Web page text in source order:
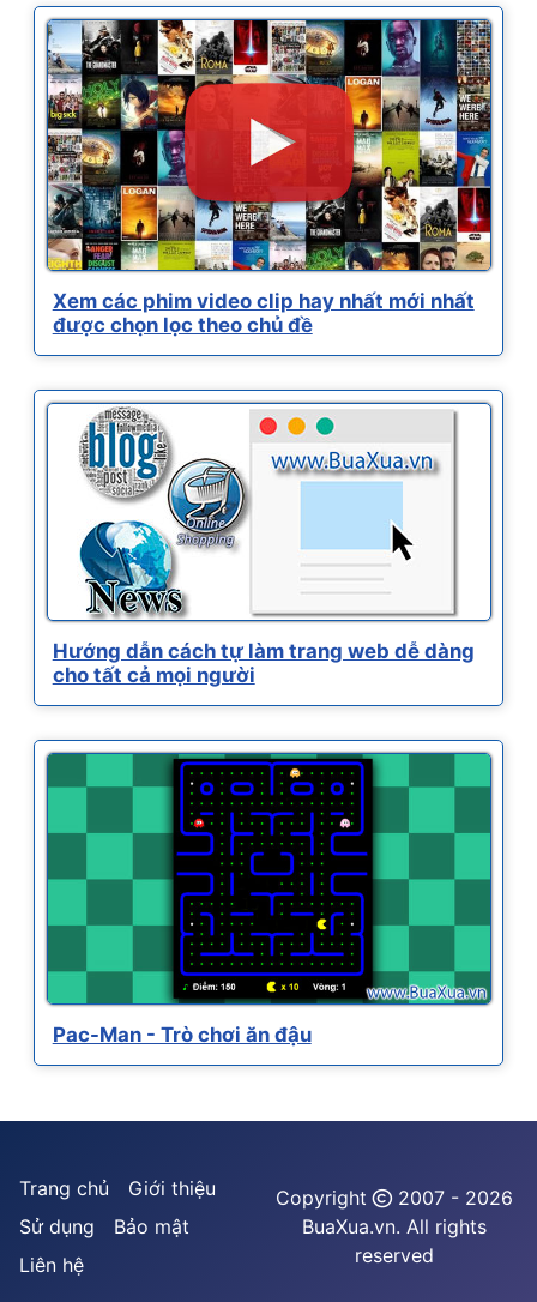
Xem các phim video clip hay nhất mới nhất
được chọn lọc theo chủ đề
Hướng dẫn cách tự làm trang web dễ dàng
cho tất cả mọi người
Pac-Man - Trò chơi ăn đậu
Trang chủ
Giới thiệu
Sử dụng
Bảo mật
Liên hệ
Copyright
2007 - 2026
BuaXua.vn. All rights
reserved